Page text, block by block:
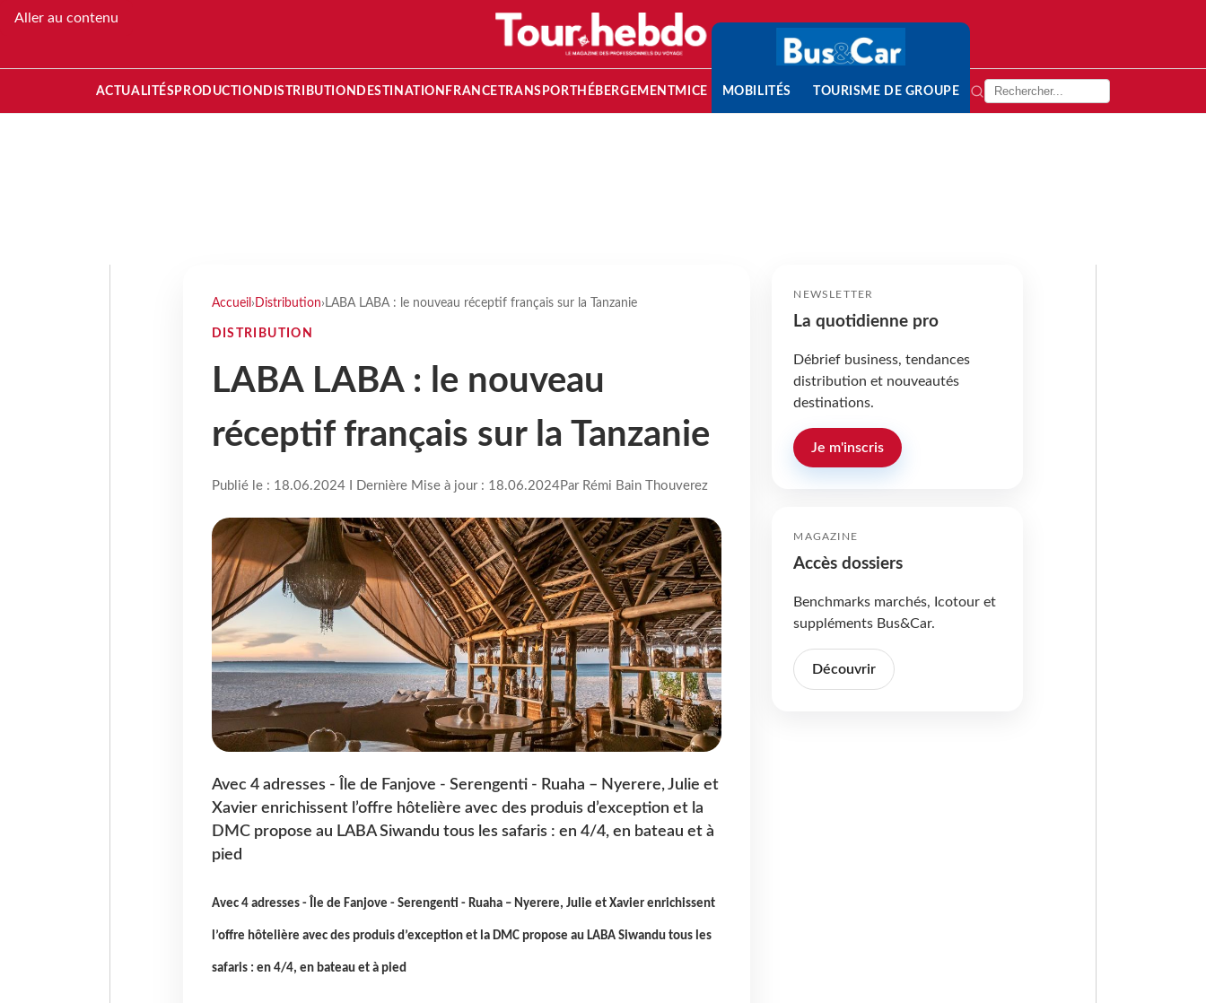
Aller au contenu
ACTUALITÉS PRODUCTION DISTRIBUTION DESTINATION FRANCETRANSPORT HÉBERGEMENTMICE MOBILITÉS TOURISME DE GROUPE
Accueil › Distribution› LABA LABA : le nouveau réceptif français sur la Tanzanie
DISTRIBUTION
LABA LABA : le nouveau
réceptif français sur la Tanzanie
Publié le : 18.06.2024 I Dernière Mise à jour : 18.06.2024Par Rémi Bain Thouverez
Avec 4 adresses - Île de Fanjove - Serengenti - Ruaha – Nyerere, Julie et
Xavier enrichissent l’offre hôtelière avec des produis d’exception et la
DMC propose au LABA Siwandu tous les safaris : en 4/4, en bateau et à
pied
Avec 4 adresses - Île de Fanjove - Serengenti - Ruaha – Nyerere, Julie et Xavier enrichissent
l’offre hôtelière avec des produis d’exception et la DMC propose au LABA Siwandu tous les
safaris : en 4/4, en bateau et à pied
NEWSLETTER
La quotidienne pro
Débrief business, tendances
distribution et nouveautés
destinations.
Je m'inscris
MAGAZINE
Accès dossiers
Benchmarks marchés, Icotour et
suppléments Bus&Car.
Découvrir